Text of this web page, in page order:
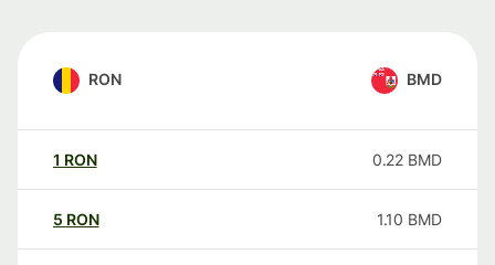
RON BMD
1 RON 0.22 BMD
5 RON 1.10 BMD